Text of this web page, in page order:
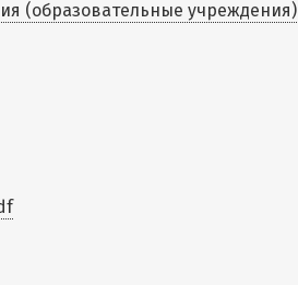
(образовательные учреждения)